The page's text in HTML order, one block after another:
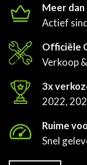
Meer
Actief
Officiële
Verkoop
3x
2022,
Ruime
Snel